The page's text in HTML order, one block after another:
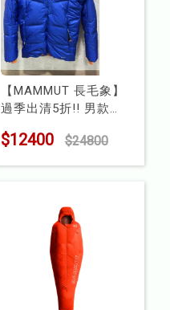
【MAMMUT 長毛象】
過季出清5折!! 男款
型號 : MD100240
$12400 $24800